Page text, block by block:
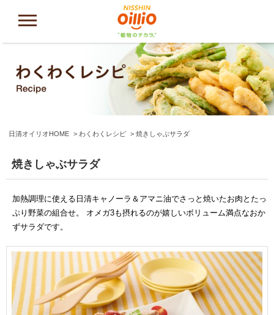
日清オイリオHOME わくわくレシピ 焼きしゃぶサラダ
焼きしゃぶサラダ
加熱調理に使える日清キャノーラ＆アマニ油でさっと焼いたお肉とたっ
ぷり野菜の組合せ。 オメガ3も摂れるのが嬉しいボリューム満点なおか
ずサラダです。